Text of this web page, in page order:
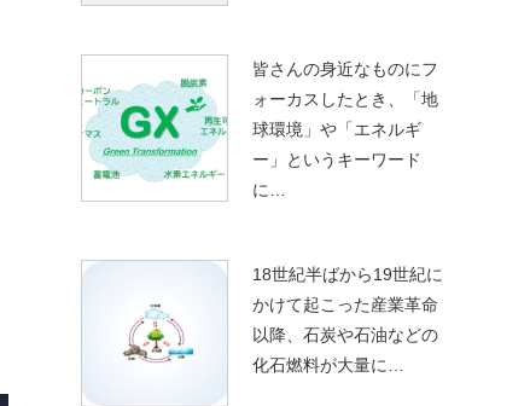
皆さんの身近なものにフ
ォーカスしたとき、「地
球環境」や「エネルギ
ー」というキーワード
に…
18世紀半ばから19世紀に
かけて起こった産業革命
以降、石炭や石油などの
化石燃料が大量に…